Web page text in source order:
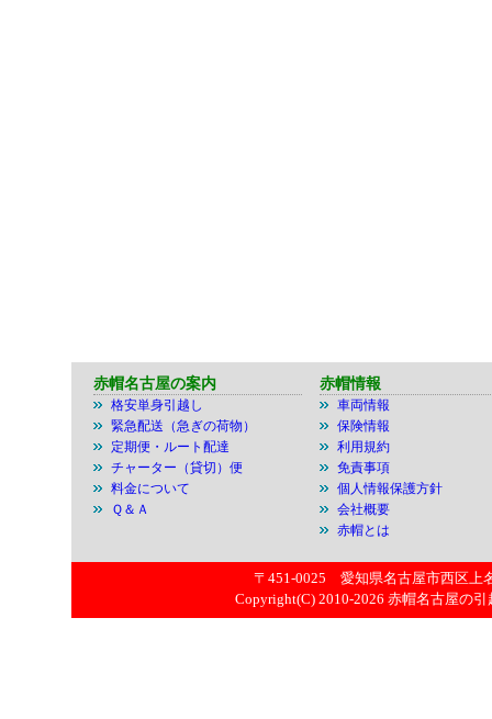
赤帽名古屋の案内
格安単身引越し
緊急配送（急ぎの荷物）
定期便・ルート配達
チャーター（貸切）便
料金について
Ｑ＆Ａ
赤帽情報
車両情報
保険情報
利用規約
免責事項
個人情報保護方針
会社概要
赤帽とは
〒451-0025 愛知県名古屋市西区上
Copyright(C) 2010-2026 赤帽名古屋の引